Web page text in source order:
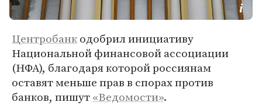
Центробанкодобрил инициативу
Национальной финансовой ассоциации
(НФА), благодаря которой россиянам
оставят меньше прав в спорах против
банков, пишут«Ведомости».